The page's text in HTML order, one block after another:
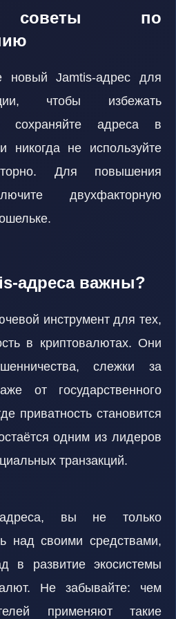
советы по
новый Jamtis-адрес для
чтобы избежать
сохраняйте адреса в
никогда не используйте
Для повышения
двухфакторную
адреса важны?
инструмент для тех,
в криптовалютах. Они
слежки за
от государственного
приватность становится
одним из лидеров
транзакций.
адреса, вы не только
над своими средствами,
в развитие экосистемы
Не забывайте: чем
применяют такие